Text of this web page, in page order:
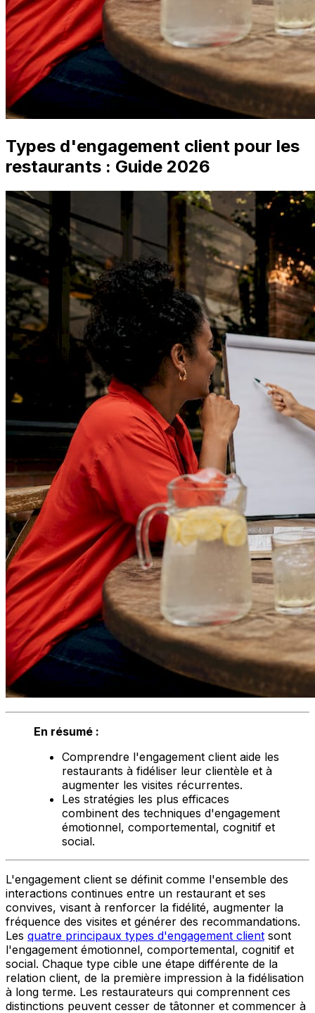
Types d'engagement client pour les
restaurants : Guide 2026
En résumé :
Comprendre l'engagement client aide les
restaurants à fidéliser leur clientèle et à
augmenter les visites récurrentes.
Les stratégies les plus efficaces
combinent des techniques d'engagement
émotionnel, comportemental, cognitif et
social.
L'engagement client se définit comme l'ensemble des
interactions continues entre un restaurant et ses
convives, visant à renforcer la fidélité, augmenter la
fréquence des visites et générer des recommandations.
Les quatre principaux types d'engagement client sont
l'engagement émotionnel, comportemental, cognitif et
social. Chaque type cible une étape différente de la
relation client, de la première impression à la fidélisation
à long terme. Les restaurateurs qui comprennent ces
distinctions peuvent cesser de tâtonner et commencer à